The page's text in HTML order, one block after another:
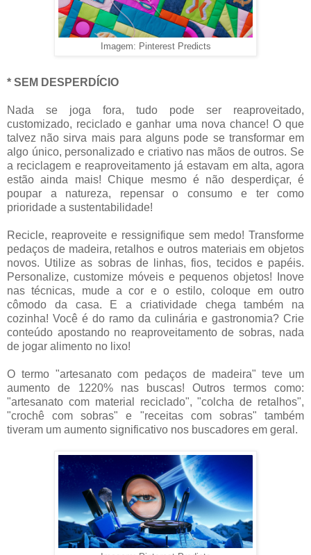
Imagem: Pinterest Predicts
* SEM DESPERDÍCIO
Nada se joga fora, tudo pode ser reaproveitado,
customizado, reciclado e ganhar uma nova chance! O que
talvez não sirva mais para alguns pode se transformar em
algo único, personalizado e criativo nas mãos de outros. Se
a reciclagem e reaproveitamento já estavam em alta, agora
estão ainda mais! Chique mesmo é não desperdiçar, é
poupar a natureza, repensar o consumo e ter como
prioridade a sustentabilidade!
Recicle, reaproveite e ressignifique sem medo! Transforme
pedaços de madeira, retalhos e outros materiais em objetos
novos. Utilize as sobras de linhas, fios, tecidos e papéis.
Personalize, customize móveis e pequenos objetos! Inove
nas técnicas, mude a cor e o estilo, coloque em outro
cômodo da casa. E a criatividade chega também na
cozinha! Você é do ramo da culinária e gastronomia? Crie
conteúdo apostando no reaproveitamento de sobras, nada
de jogar alimento no lixo!
O termo "artesanato com pedaços de madeira" teve um
aumento de 1220% nas buscas! Outros termos como:
"artesanato com material reciclado", "colcha de retalhos",
"crochê com sobras" e "receitas com sobras" também
tiveram um aumento significativo nos buscadores em geral.